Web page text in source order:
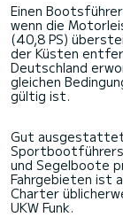
Einen
wenn die
(40,8 PS)
der Küsten
Deutschland
gleichen
gültig ist.
Gut ausgestattet
und Segelboote
Fahrgebieten ist
Charter
UKW Funk.